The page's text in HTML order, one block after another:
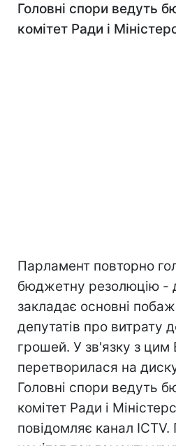
Головні спори ведуть
комітет Ради і
Парламент повторно
бюджетну резолюцію -
закладає основні
депутатів про витрату
грошей. У зв'язку з цим
перетворилася на
Головні спори ведуть
комітет Ради і
повідомляє канал ICTV.